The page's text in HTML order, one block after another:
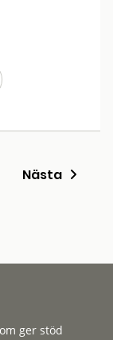
Nästa
ger stöd